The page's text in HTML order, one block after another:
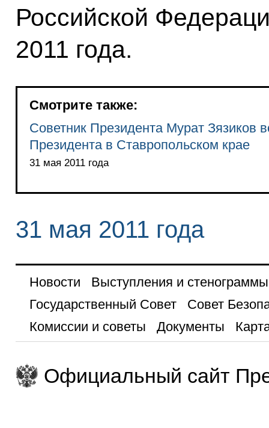
Российской
2011 года.
Смотрите также:
Советник Президента Мурат Зязиков
Президента в Ставропольском крае
31 мая 2011 года
31 мая 2011 года
Новости
Выступления и стенограммы
Государственный Совет
Совет
Комиссии и советы
Документы
Официальный сайт